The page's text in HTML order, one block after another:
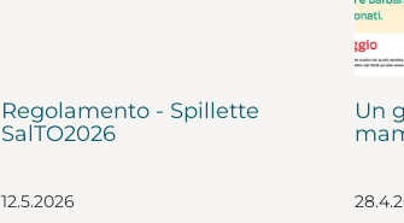
Regolamento - Spillette
SalTO2026
12.5.2026
Un